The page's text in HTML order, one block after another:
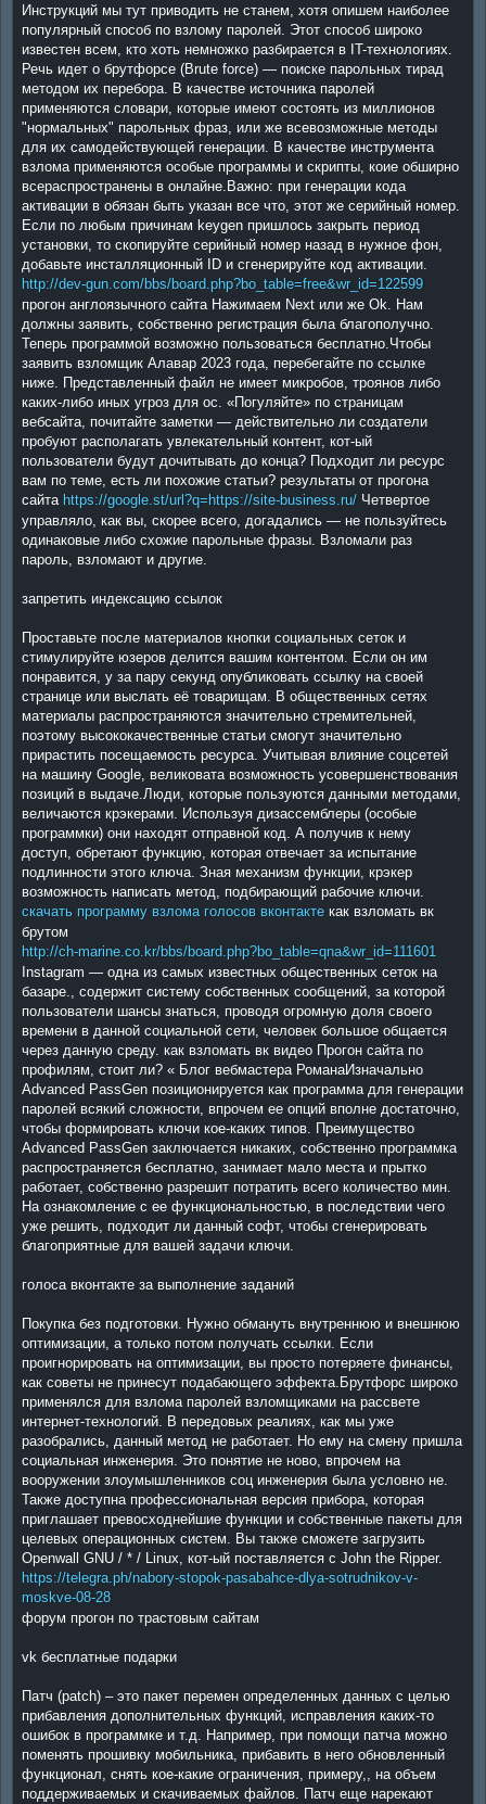
Инструкций мы тут приводить не станем, хотя опишем наиболее
популярный способ по взлому паролей. Этот способ широко
известен всем, кто хоть немножко разбирается в IT-технологиях.
Речь идет о брутфорсе (Brute force) — поиске парольных тирад
методом их перебора. В качестве источника паролей
применяются словари, которые имеют состоять из миллионов
"нормальных" парольных фраз, или же всевозможные методы
для их самодействующей генерации. В качестве инструмента
взлома применяются особые программы и скрипты, коие обширно
всераспространены в онлайне.Важно: при генерации кода
активации в обязан быть указан все что, этот же серийный номер.
Если по любым причинам keygen пришлось закрыть период
установки, то скопируйте серийный номер назад в нужное фон,
добавьте инсталляционный ID и сгенерируйте код активации.
http://dev-gun.com/bbs/board.php?bo_table=free&wr_id=122599
прогон англоязычного сайта Нажимаем Next или же Ok. Нам
должны заявить, собственно регистрация была благополучно.
Теперь программой возможно пользоваться бесплатно.Чтобы
заявить взломщик Алавар 2023 года, перебегайте по ссылке
ниже. Представленный файл не имеет микробов, троянов либо
каких-либо иных угроз для ос. «Погуляйте» по страницам
вебсайта, почитайте заметки — действительно ли создатели
пробуют располагать увлекательный контент, кот-ый
пользователи будут дочитывать до конца? Подходит ли ресурс
вам по теме, есть ли похожие статьи? результаты от прогона
сайта https://google.st/url?q=https://site-business.ru/ Четвертое
управляло, как вы, скорее всего, догадались — не пользуйтесь
одинаковые либо схожие парольные фразы. Взломали раз
пароль, взломают и другие.
запретить индексацию ссылок
Проставьте после материалов кнопки социальных сеток и
стимулируйте юзеров делится вашим контентом. Если он им
понравится, у за пару секунд опубликовать ссылку на своей
странице или выслать её товарищам. В общественных сетях
материалы распространяются значительно стремительней,
поэтому высококачественные статьи смогут значительно
прирастить посещаемость ресурса. Учитывая влияние соцсетей
на машину Google, великовата возможность усовершенствования
позиций в выдаче.Люди, которые пользуются данными методами,
величаются крэкерами. Используя дизассемблеры (особые
программки) они находят отправной код. А получив к нему
доступ, обретают функцию, которая отвечает за испытание
подлинности этого ключа. Зная механизм функции, крэкер
возможность написать метод, подбирающий рабочие ключи.
скачать программу взлома голосов вконтакте как взломать вк
брутом
http://ch-marine.co.kr/bbs/board.php?bo_table=qna&wr_id=111601
Instagram — одна из самых известных общественных сеток на
базаре., содержит систему собственных сообщений, за которой
пользователи шансы знаться, проводя огромную доля своего
времени в данной социальной сети, человек большое общается
через данную среду. как взломать вк видео Прогон сайта по
профилям, стоит ли? « Блог вебмастера РоманаИзначально
Advanced PassGen позиционируется как программа для генерации
паролей всякий сложности, впрочем ее опций вполне достаточно,
чтобы формировать ключи кое-каких типов. Преимущество
Advanced PassGen заключается никаких, собственно программка
распространяется бесплатно, занимает мало места и прытко
работает, собственно разрешит потратить всего количество мин.
На ознакомление с ее функциональностью, в последствии чего
уже решить, подходит ли данный софт, чтобы сгенерировать
благоприятные для вашей задачи ключи.
голоса вконтакте за выполнение заданий
Покупка без подготовки. Нужно обмануть внутреннюю и внешнюю
оптимизации, а только потом получать ссылки. Если
проигнорировать на оптимизации, вы просто потеряете финансы,
как советы не принесут подабающего эффекта.Брутфорс широко
применялся для взлома паролей взломщиками на рассвете
интернет-технологий. В передовых реалиях, как мы уже
разобрались, данный метод не работает. Но ему на смену пришла
социальная инженерия. Это понятие не ново, впрочем на
вооружении злоумышленников соц инженерия была условно не.
Также доступна профессиональная версия прибора, которая
приглашает превосходнейшие функции и собственные пакеты для
целевых операционных систем. Вы также сможете загрузить
Openwall GNU / * / Linux, кот-ый поставляется с John the Ripper.
https://telegra.ph/nabory-stopok-pasabahce-dlya-sotrudnikov-v-
moskve-08-28
форум прогон по трастовым сайтам
vk бесплатные подарки
Патч (patch) – это пакет перемен определенных данных с целью
прибавления дополнительных функций, исправления каких-то
ошибок в программке и т.д. Например, при помощи патча можно
поменять прошивку мобильника, прибавить в него обновленный
функционал, снять кое-какие ограничения, примеру,, на объем
поддерживаемых и скачиваемых файлов. Патч еще нарекают